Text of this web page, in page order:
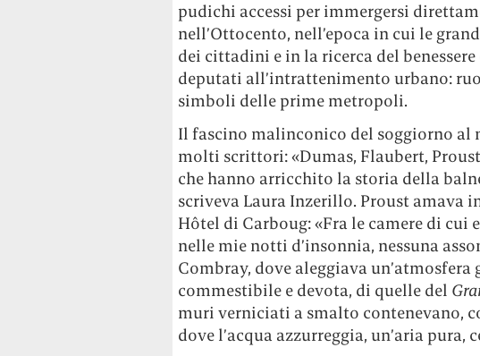
pudichi accessi per immergersi
nell’Ottocento, nell’epoca in cui le
dei cittadini e in la ricerca del
deputati all’intrattenimento urbano:
simboli delle prime metropoli.
Il fascino malinconico del soggiorno al
molti scrittori: «Dumas, Flaubert,
che hanno arricchito la storia della
scriveva Laura Inzerillo. Proust amava
Hôtel di Carboug: «Fra le camere di cui
nelle mie notti d’insonnia, nessuna
Combray, dove aleggiava
commestibile e devota, di quelle del
muri verniciati a smalto contenevano,
dove l’acqua azzurreggia, un’aria pura,